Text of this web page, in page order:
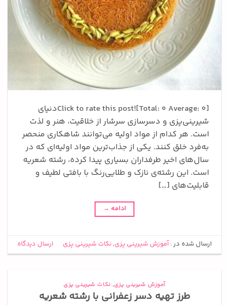
Click to rate this post![Total: 0 Average: 0]دنیای
شیرینی‌پزی و دسرسازی سرشار از خلاقیت، هنر و لذت
است. هر کدام از مواد اولیه می‌توانند شاهکاری منحصر
به‌فرد خلق کنند. یکی از جذاب‌ترین مواد اولیه‌ای که در
سال‌های اخیر طرفداران بسیاری پیدا کرده، رشته شعریه
است. این رشته‌ی نازک و طلایی‌رنگ با بافتی لطیف و
قابلیت‌های […]
ادامه →
ارسال شده در :آموزش شیرینی پزی,نکات شیرینی پزی ارسال دیدگاه
آموزش شیرینی پزی, نکات شیرینی پزی
طرز تهیه دسر زعفرانی با رشته شعریه